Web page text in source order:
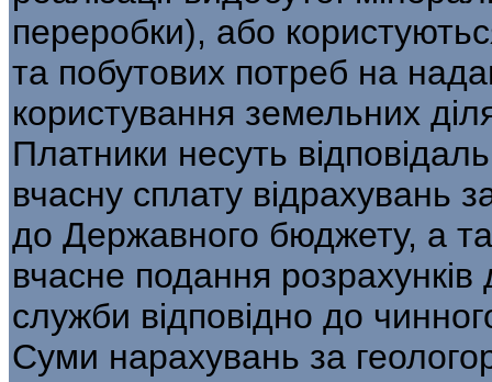
переробки), або
та побутових потреб на
користування земельних
Платники несуть
вчасну сплату відрахувань
до Державного бюджету, а
вчасне подання розрахунків
служби відповідно до
Суми нарахувань за